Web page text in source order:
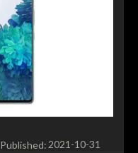
Published:2021-10-31